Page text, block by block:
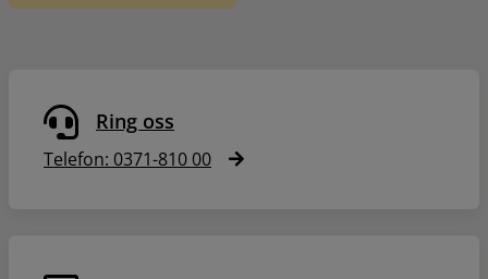
Ring oss
Telefon: 0371-810 00